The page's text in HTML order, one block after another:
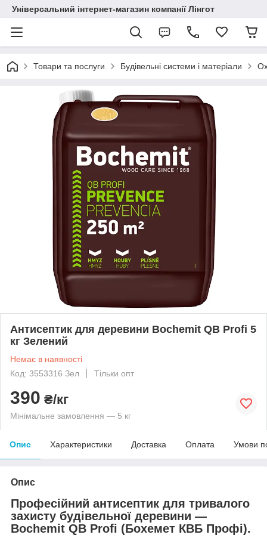
Універсальний інтернет-магазин компанії Лінгот
Товари та послуги Будівельні системи і матеріали
Антисептик для деревини Bochemit QB Profi 5
кг Зелений
Немає в наявності
Код: 3553316 Зел
Тільки опт
390 ₴/кг
Мінімальне замовлення — 5 кг
Опис Характеристики Доставка Оплата Умови
Опис
Професійний антисептик для тривалого
захисту будівельної деревини —
Bochemit QB Profi (Бохемет КВБ Профі).